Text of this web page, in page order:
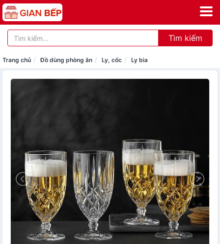
Tìm kiếm
Trang chủ Đồ dùng phòng ăn Ly, cốc Ly bia